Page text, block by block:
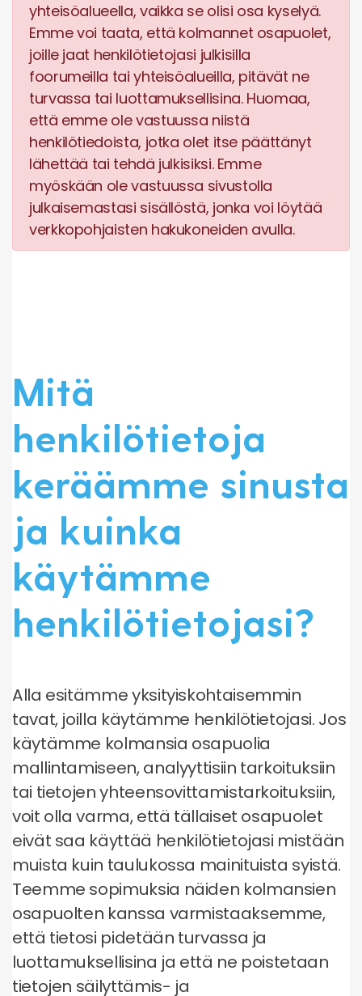
yhteisöalueella, vaikka se olisi osa kyselyä.
Emme voi taata, että kolmannet osapuolet,
joille jaat henkilötietojasi julkisilla
foorumeilla tai yhteisöalueilla, pitävät ne
turvassa tai luottamuksellisina. Huomaa,
että emme ole vastuussa niistä
henkilötiedoista, jotka olet itse päättänyt
lähettää tai tehdä julkisiksi. Emme
myöskään ole vastuussa sivustolla
julkaisemastasi sisällöstä, jonka voi löytää
verkkopohjaisten hakukoneiden avulla.
Mitä
henkilötietoja
keräämme sinusta
ja kuinka
käytämme
henkilötietojasi?
Alla esitämme yksityiskohtaisemmin
tavat, joilla käytämme henkilötietojasi. Jos
käytämme kolmansia osapuolia
mallintamiseen, analyyttisiin tarkoituksiin
tai tietojen yhteensovittamistarkoituksiin,
voit olla varma, että tällaiset osapuolet
eivät saa käyttää henkilötietojasi mistään
muista kuin taulukossa mainituista syistä.
Teemme sopimuksia näiden kolmansien
osapuolten kanssa varmistaaksemme,
että tietosi pidetään turvassa ja
luottamuksellisina ja että ne poistetaan
tietojen säilyttämis- ja